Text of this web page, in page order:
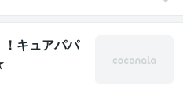
キュアパパ